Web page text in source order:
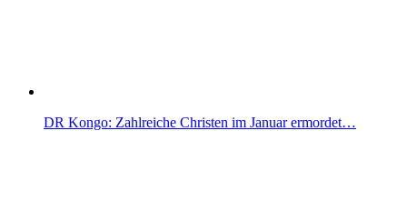
DR Kongo: Zahlreiche Christen im Januar ermordet…